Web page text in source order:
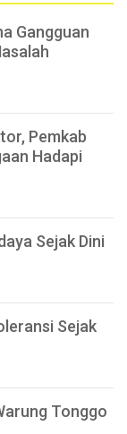
Gangguan
Pemkab
Hadapi
Sejak Dini
Sejak
Tonggo